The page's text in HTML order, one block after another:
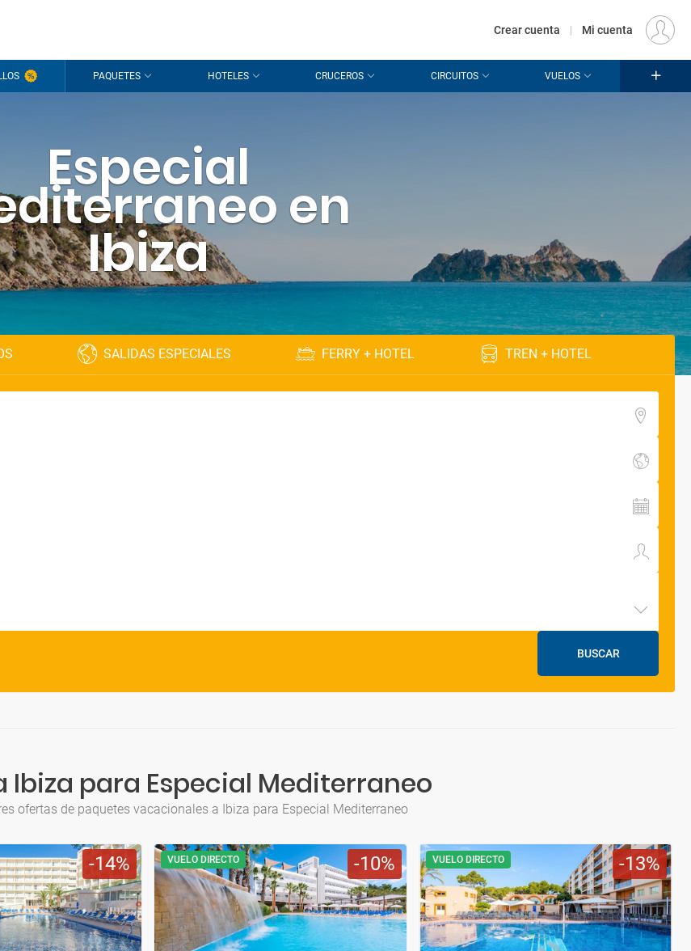
EUR
Crear cuenta | Mi cuenta
PAQUETES HOTELES CRUCEROS CIRCUITOS VUELOS
Especial
en
Ibiza
SALIDAS ESPECIALES FERRY + HOTEL TREN + HOTEL
BUSCAR
Ibiza para Especial Mediterraneo
ofertas de paquetes vacacionales a Ibiza para Especial Mediterraneo
14 10
VUELO DIRECTO 13
VUELO DIRECTO